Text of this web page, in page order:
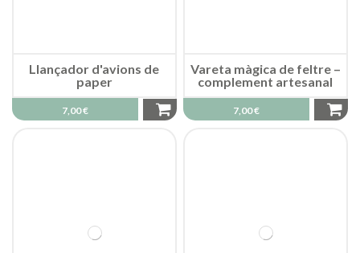
Llançador d'avions de
paper
7,00 €
Vareta màgica de feltre –
complement artesanal
7,00 €